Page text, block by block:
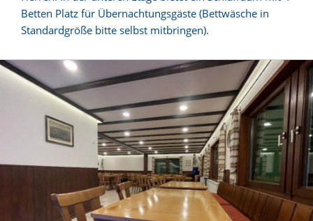
Betten Platz für Übernachtungsgäste (Bettwäsche in
Standardgröße bitte selbst mitbringen).